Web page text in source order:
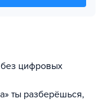
цифровых
ты разберёшься,